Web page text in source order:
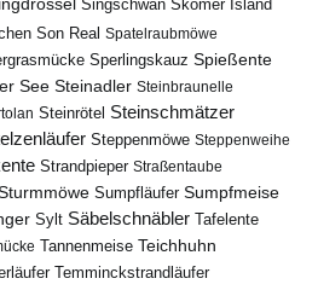
Singschwan Skomer Island
Son Real Spatelraubmöwe
Sperlingskauz Spießente
See Steinadler Steinbraunelle
Steinrötel Steinschmätzer
Steppenmöwe Steppenweihe
Strandpieper Straßentaube
Sumpfläufer Sumpfmeise
Sylt Säbelschnäbler Tafelente
Tannenmeise Teichhuhn
Temminckstrandläufer